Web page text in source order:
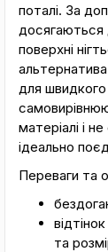
поталі. За
досягаються
поверхні
для
матеріалі і
ідеально
Переваги та
та